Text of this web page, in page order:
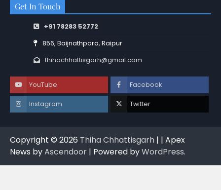
Get In Touch
+91 78283 52772
856, Baijnathpara, Raipur
thihachhattisgarh@gmail.com
YouTube Facebook
Instagram Twitter
Copyright © 2026 Thiha Chhattisgarh | | Apex
News byAscendoor | Powered byWordPress.